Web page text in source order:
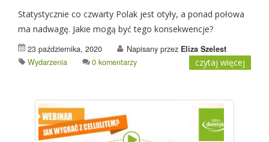
Statystycznie co czwarty Polak jest otyły, a ponad połowa
ma nadwagę. Jakie mogą być tego konsekwencje?
23 października, 2020 Napisany przez Eliza Szelest
Wydarzenia
0 komentarzy czytaj więcej